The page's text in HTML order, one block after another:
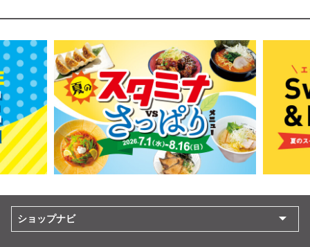
ショップナビ